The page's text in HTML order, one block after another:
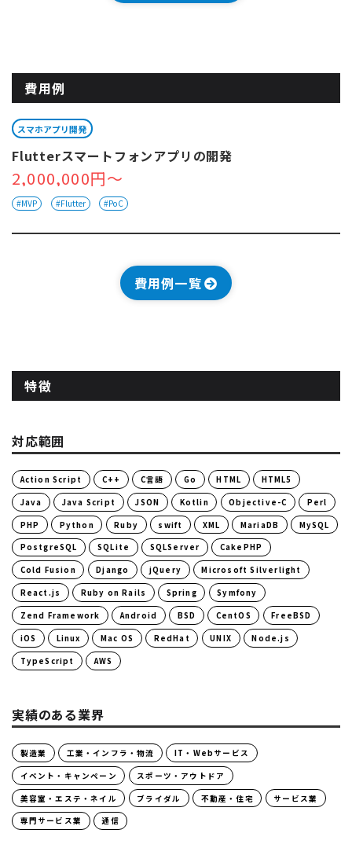
費用例
スマホアプリ開発
Flutterスマートフォンアプリの開発
2,000,000円～
#MVP #Flutter #PoC
費用例一覧
特徴
対応範囲
Action Script C++ C言語 Go HTML HTML5
Java Java Script JSON Kotlin Objective-C Perl
PHP Python Ruby swift XML MariaDB MySQL
PostgreSQL SQLite SQLServer CakePHP
Cold Fusion Django jQuery Microsoft Silverlight
React.js Ruby on Rails Spring Symfony
Zend Framework Android BSD CentOS FreeBSD
iOS Linux Mac OS RedHat UNIX Node.js
TypeScript AWS
実績のある業界
製造業 工業・インフラ・物流 IT・Webサービス
イベント・キャンペーン スポーツ・アウトドア
美容室・エステ・ネイル ブライダル 不動産・住宅 サービス業
専門サービス業 通信